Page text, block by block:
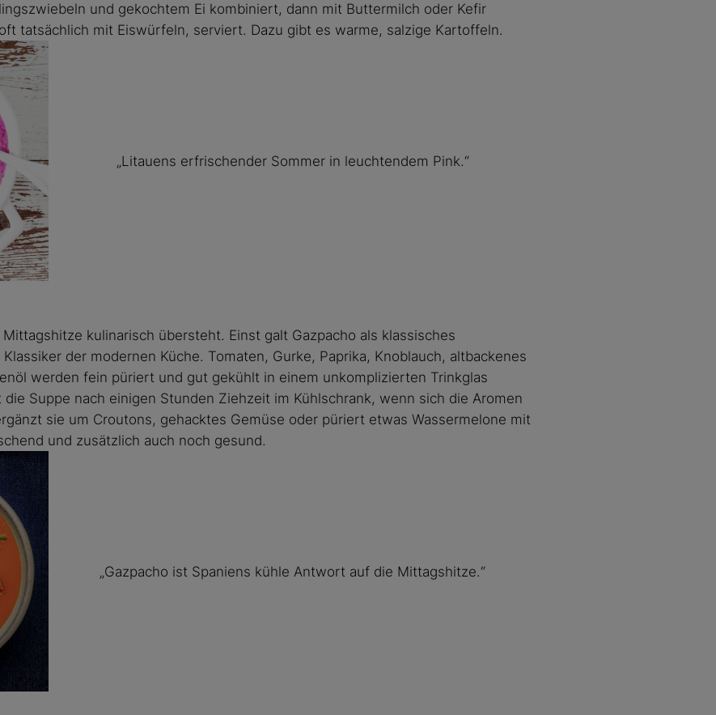
und gekochtem Ei kombiniert, dann mit Buttermilch oder Kefir
tatsächlich mit Eiswürfeln, serviert. Dazu gibt es warme, salzige Kartoffeln.
„Litauens erfrischender Sommer in leuchtendem Pink.“
kulinarisch übersteht. Einst galt Gazpacho als klassisches
der modernen Küche. Tomaten, Gurke, Paprika, Knoblauch, altbackenes
werden fein püriert und gut gekühlt in einem unkomplizierten Trinkglas
Suppe nach einigen Stunden Ziehzeit im Kühlschrank, wenn sich die Aromen
sie um Croutons, gehacktes Gemüse oder püriert etwas Wassermelone mit
und zusätzlich auch noch gesund.
„Gazpacho ist Spaniens kühle Antwort auf die Mittagshitze.“